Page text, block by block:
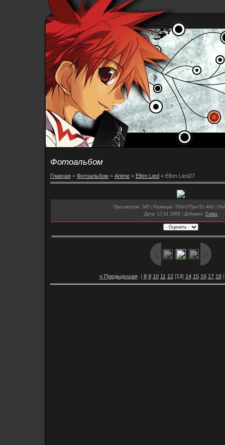
Фотоальбом
Главная » Фотоальбом » Anime » Elfen Lied » Elfen Lied27
Просмотров: 345 | Размеры: 500x375px/51.4Kb |
Дата: 17.01.2009 | Добавил: Celes
« Предыдущая| 8 9 10 11 12[13] 14 15 16 17 18